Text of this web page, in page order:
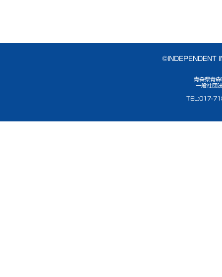
©INDEPENDENT
青森県青
一般社団
TEL:017-